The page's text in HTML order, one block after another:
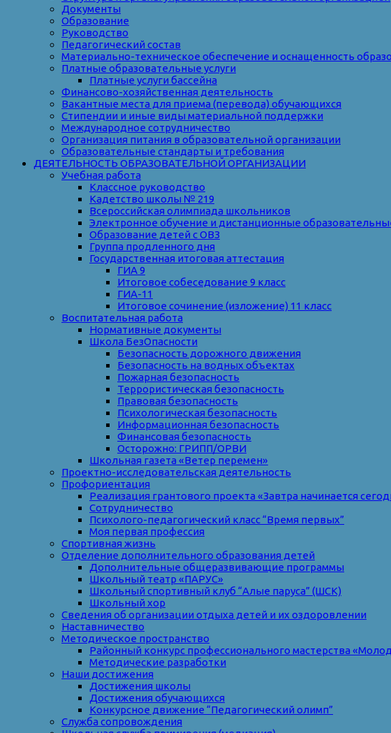
Документы
Образование
Руководство
Педагогический состав
Материально-техническое обеспечение и оснащенность
Платные образовательные услуги
Платные услуги бассейна
Финансово-хозяйственная деятельность
Вакантные места для приема (перевода) обучающихся
Стипендии и иные виды материальной поддержки
Международное сотрудничество
Организация питания в образовательной организации
Образовательные стандарты и требования
ДЕЯТЕЛЬНОСТЬ ОБРАЗОВАТЕЛЬНОЙ ОРГАНИЗАЦИИ
Учебная работа
Классное руководство
Кадетство школы № 219
Всероссийская олимпиада школьников
Электронное обучение и дистанционные
Образование детей с ОВЗ
Группа продленного дня
Государственная итоговая аттестация
ГИА 9
Итоговое собеседование 9 класс
ГИА-11
Итоговое сочинение (изложение) 11 класс
Воспитательная работа
Нормативные документы
Школа БезОпасности
Безопасность дорожного движения
Безопасность на водных объектах
Пожарная безопасность
Террористическая безопасность
Правовая безопасность
Психологическая безопасность
Информационная безопасность
Финансовая безопасность
Осторожно: ГРИПП/ОРВИ
Школьная газета «Ветер перемен»
Проектно-исследовательская деятельность
Профориентация
Реализация грантового проекта «Завтра начинается
Сотрудничество
Психолого-педагогический класс “Время первых”
Моя первая профессия
Спортивная жизнь
Отделение дополнительного образования детей
Дополнительные общеразвивающие программы
Школьный театр «ПАРУС»
Школьный спортивный клуб “Алые паруса” (ШСК)
Школьный хор
Сведения об организации отдыха детей и их оздоровлении
Наставничество
Методическое пространство
Районный конкурс профессионального мастерства
Методические разработки
Наши достижения
Достижения школы
Достижения обучающихся
Конкурсное движение “Педагогический олимп”
Служба сопровождения